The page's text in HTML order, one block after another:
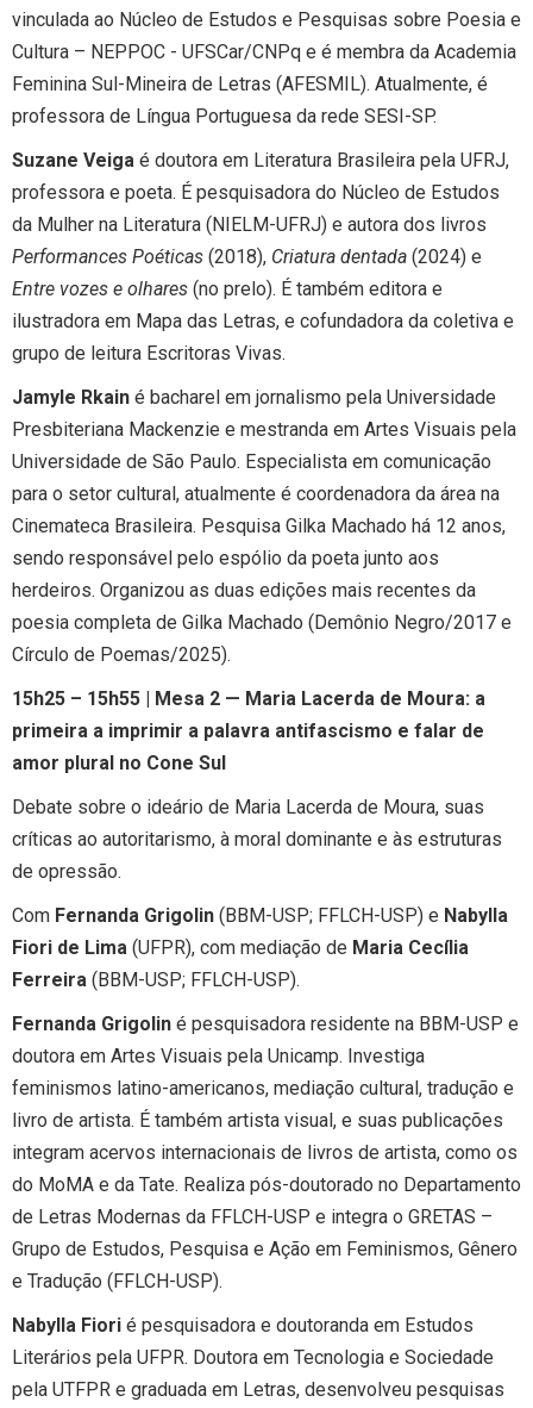
vinculada ao Núcleo de Estudos e Pesquisas sobre Poesia e
Cultura – NEPPOC - UFSCar/CNPq e é membra da Academia
Feminina Sul-Mineira de Letras (AFESMIL). Atualmente, é
professora de Língua Portuguesa da rede SESI-SP.
Suzane Veiga é doutora em Literatura Brasileira pela UFRJ,
professora e poeta. É pesquisadora do Núcleo de Estudos
da Mulher na Literatura (NIELM-UFRJ) e autora dos livros
Performances Poéticas (2018), Criatura dentada (2024) e
Entre vozes e olhares (no prelo). É também editora e
ilustradora em Mapa das Letras, e cofundadora da coletiva e
grupo de leitura Escritoras Vivas.
Jamyle Rkain é bacharel em jornalismo pela Universidade
Presbiteriana Mackenzie e mestranda em Artes Visuais pela
Universidade de São Paulo. Especialista em comunicação
para o setor cultural, atualmente é coordenadora da área na
Cinemateca Brasileira. Pesquisa Gilka Machado há 12 anos,
sendo responsável pelo espólio da poeta junto aos
herdeiros. Organizou as duas edições mais recentes da
poesia completa de Gilka Machado (Demônio Negro/2017 e
Círculo de Poemas/2025).
15h25 – 15h55 | Mesa 2 — Maria Lacerda de Moura: a
primeira a imprimir a palavra antifascismo e falar de
amor plural no Cone Sul
Debate sobre o ideário de Maria Lacerda de Moura, suas
críticas ao autoritarismo, à moral dominante e às estruturas
de opressão.
Com Fernanda Grigolin (BBM-USP; FFLCH-USP) e Nabylla
Fiori de Lima (UFPR), com mediação de Maria Cecília
Ferreira (BBM-USP; FFLCH-USP).
Fernanda Grigolin é pesquisadora residente na BBM-USP e
doutora em Artes Visuais pela Unicamp. Investiga
feminismos latino-americanos, mediação cultural, tradução e
livro de artista. É também artista visual, e suas publicações
integram acervos internacionais de livros de artista, como os
do MoMA e da Tate. Realiza pós-doutorado no Departamento
de Letras Modernas da FFLCH-USP e integra o GRETAS –
Grupo de Estudos, Pesquisa e Ação em Feminismos, Gênero
e Tradução (FFLCH-USP).
Nabylla Fiori é pesquisadora e doutoranda em Estudos
Literários pela UFPR. Doutora em Tecnologia e Sociedade
pela UTFPR e graduada em Letras, desenvolveu pesquisas